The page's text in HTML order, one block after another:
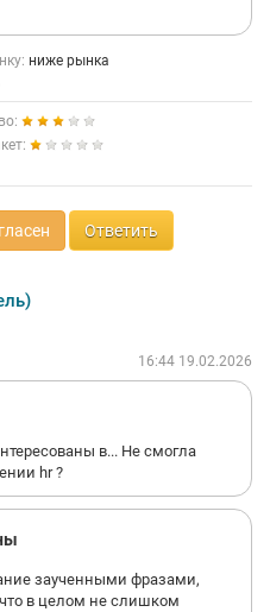
ниже рынка
Ответить
16:44 19.02.2026
в... Не смогла
hr ?
заученными фразами,
в целом не слишком